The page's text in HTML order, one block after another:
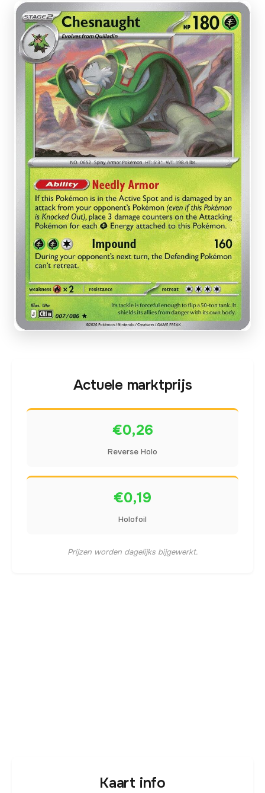
Actuele marktprijs
€0,26
Reverse Holo
€0,19
Holofoil
Prijzen worden dagelijks bijgewerkt.
Kaart info